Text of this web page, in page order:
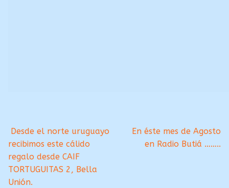
Navegación
de
entradas
Anterior:
Desde el norte uruguayo
recibimos este cálido
regalo desde CAIF
TORTUGUITAS 2, Bella
Unión.
Siguiente:
En éste mes de Agosto
en Radio Butiá ……..